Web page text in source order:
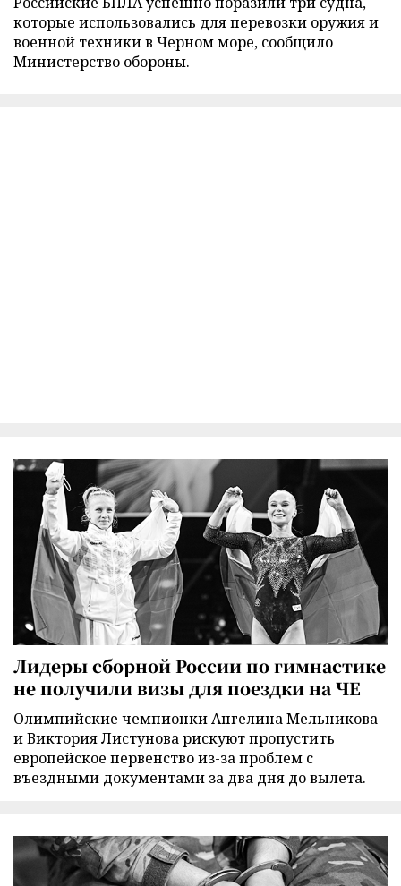
которые использовались для перевозки оружия и
военной техники в Черном море, сообщило
Министерство обороны.
Лидеры сборной России по гимнастике
не получили визы для поездки на ЧЕ
Олимпийские чемпионки Ангелина Мельникова
и Виктория Листунова рискуют пропустить
европейское первенство из-за проблем с
въездными документами за два дня до вылета.